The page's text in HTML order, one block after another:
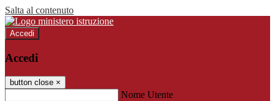
Salta al contenuto
Accedi
Accedi
button close ×
Nome Utente